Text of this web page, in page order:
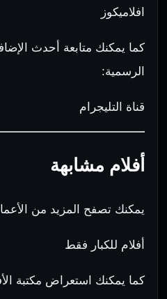
افلاميكوز
كما يمكنك متابعة أحدث
الرسمية:
قناة التليجرام
أفلام مشابهة
يمكنك تصفح المزيد من
أفلام للكبار فقط
كما يمكنك استعراض مكتبة